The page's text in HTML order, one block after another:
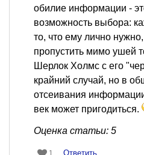
обилие информации -
возможность выбора:
то, что ему лично
пропустить мимо ушей
Шерлок Холмс с его
крайний случай, но в
отсеивания
век может пригодиться.
Оценка статьи: 5
Ответить